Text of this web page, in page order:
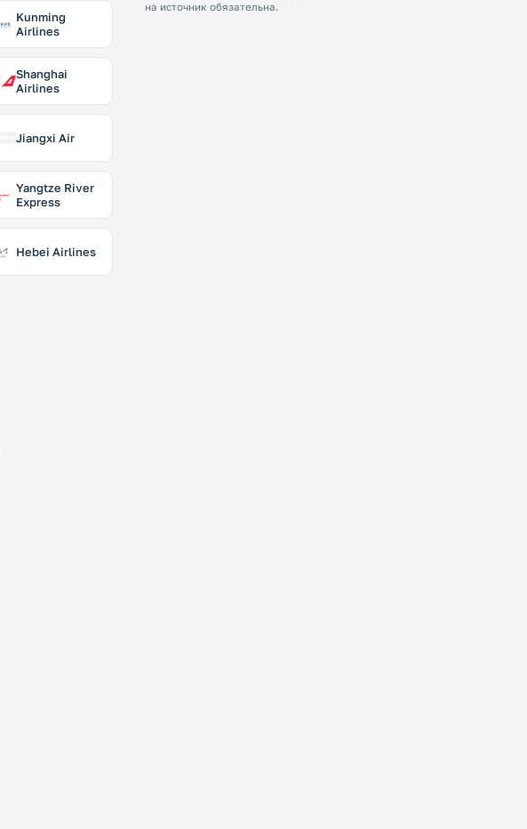
Kunming
Airlines
Shanghai
Airlines
Jiangxi Air
Yangtze River
Express
Hebei Airlines
на источник обязательна.